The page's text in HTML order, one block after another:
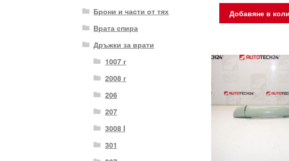
Добавяне в
Брони и части от тях
Врата спира
Дръжки за врати
1007 г
2008 г
206
207
3008 I
301